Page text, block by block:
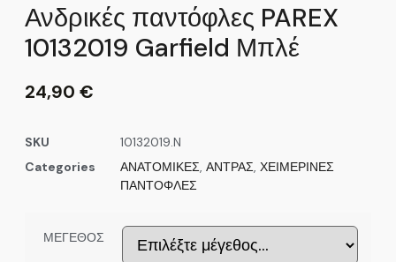
Ανδρικές παντόφλες PAREX
10132019 Garfield Μπλέ
24,90 €
SKU
10132019.N
Categories
ΑΝΑΤΟΜΙΚΕΣ, ΑΝΤΡΑΣ, ΧΕΙΜΕΡΙΝΕΣ
ΠΑΝΤΟΦΛΕΣ
ΜΕΓΕΘΟΣ